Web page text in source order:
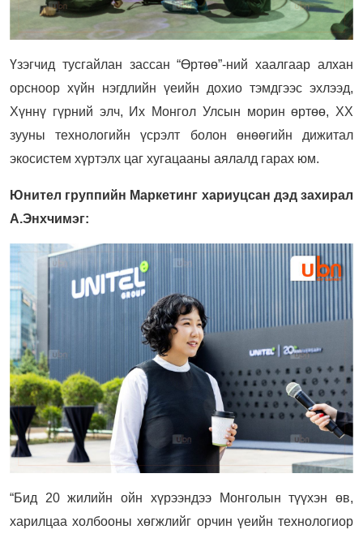
Үзэгчид тусгайлан зассан “Өртөө”-ний хаалгаар алхан
орсноор хүйн нэгдлийн үеийн дохио тэмдгээс эхлээд,
Хүннү гүрний элч, Их Монгол Улсын морин өртөө, XX
зууны технологийн үсрэлт болон өнөөгийн дижитал
экосистем хүртэлх цаг хугацааны аялалд гарах юм.
Юнител группийн Маркетинг хариуцсан дэд захирал
А.Энхчимэг:
“Бид 20 жилийн ойн хүрээндээ Монголын түүхэн өв,
харилцаа холбооны хөгжлийг орчин үеийн технологиор